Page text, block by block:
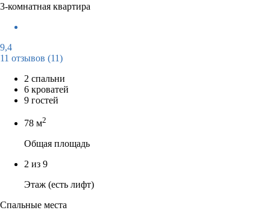
3-комнатная квартира
9,4
11 отзывов (11)
2 спальни
6 кроватей
9 гостей
78 м2
Общая площадь
2 из 9
Этаж (есть лифт)
Спальные места